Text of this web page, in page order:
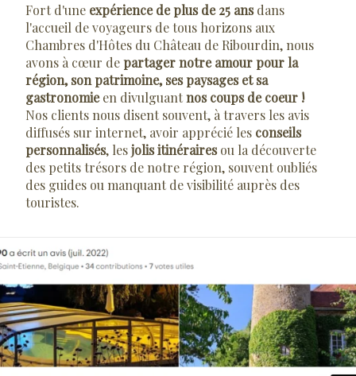
Fort d'une expérience de plus de 25 ansdans
l'accueil de voyageurs de tous horizons aux
Chambres d'Hôtes du Château de Ribourdin, nous
avons à cœur departager notre amour pour la
région, son patrimoine, ses paysages et sa
gastronomieen divulguantnos coups de coeur !
Nos clients nous disent souvent, à travers les avis
diffusés sur internet, avoir apprécié les conseils
personnalisés, lesjolis itinérairesou la découverte
des petits trésors de notre région, souvent oubliés
des guides ou manquant de visibilité auprès des
touristes.